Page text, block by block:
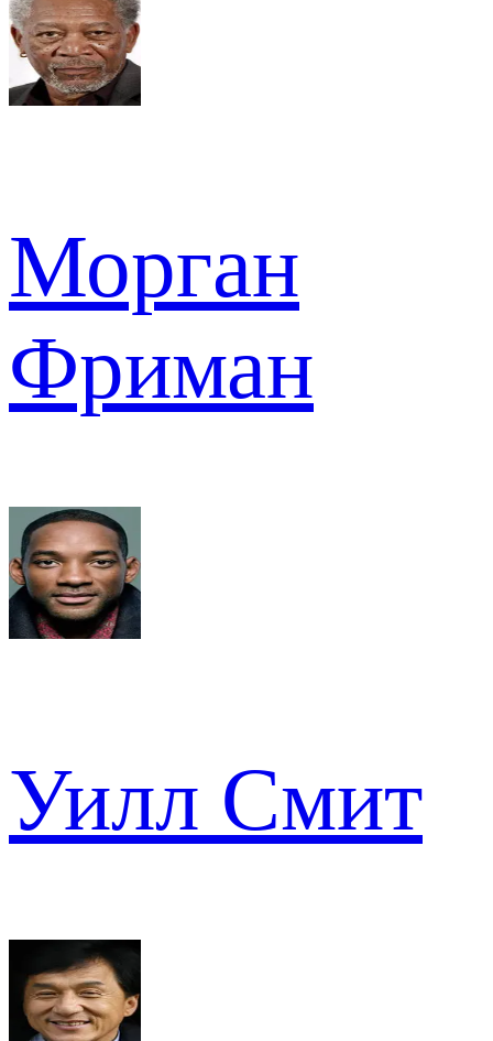
Морган
Фриман
Уилл Смит